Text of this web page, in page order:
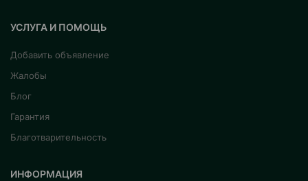
УСЛУГА И ПОМОЩЬ
Добавить объявление
Жалобы
Блог
Гарантия
Благотварительность
ИНФОРМАЦИЯ